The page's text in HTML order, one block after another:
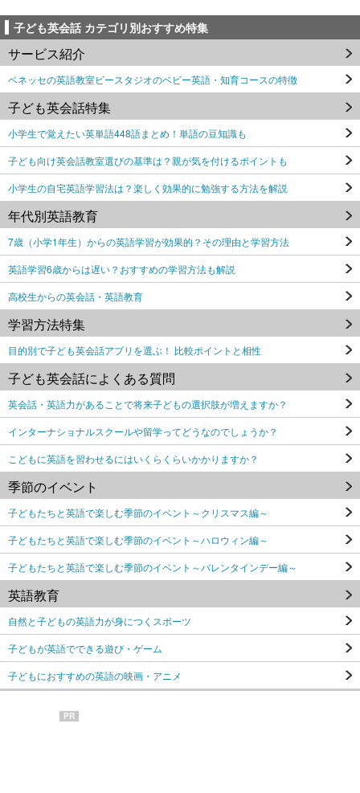
子ども英会話 カテゴリ別おすすめ特集
サービス紹介
ベネッセの英語教室ビースタジオのベビー英語・知育コースの特徴
子ども英会話特集
小学生で覚えたい英単語448語まとめ！単語の豆知識も
子ども向け英会話教室選びの基準は？親が気を付けるポイントも
小学生の自宅英語学習法は？楽しく効果的に勉強する方法を解説
年代別英語教育
7歳（小学1年生）からの英語学習が効果的？その理由と学習方法
英語学習6歳からは遅い？おすすめの学習方法も解説
高校生からの英会話・英語教育
学習方法特集
目的別で子ども英会話アプリを選ぶ！ 比較ポイントと相性
子ども英会話によくある質問
英会話・英語力があることで将来子どもの選択肢が増えますか？
インターナショナルスクールや留学ってどうなのでしょうか？
こどもに英語を習わせるにはいくらくらいかかりますか？
季節のイベント
子どもたちと英語で楽しむ季節のイベント～クリスマス編～
子どもたちと英語で楽しむ季節のイベント～ハロウィン編～
子どもたちと英語で楽しむ季節のイベント～バレンタインデー編～
英語教育
自然と子どもの英語力が身につくスポーツ
子どもが英語でできる遊び・ゲーム
子どもにおすすめの英語の映画・アニメ
PR